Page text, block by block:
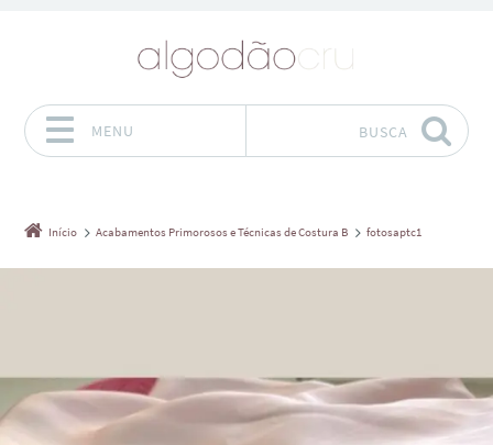
MENU BUSCA
Início Acabamentos Primorosos e Técnicas de Costura B fotosaptc1